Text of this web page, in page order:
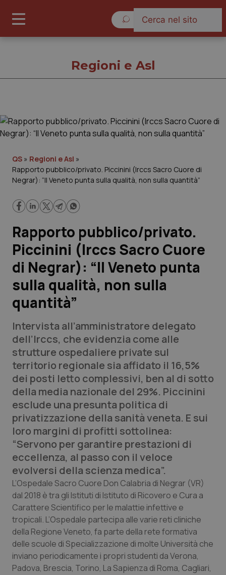
Governo e Parlamento
Regioni e Asl
Lavoro e Professioni
Scienza e Farmaci
Studi e Analisi
Lettere al direttore
Edizioni Regionali
QS Pro
Professionisti Sanitari.AI
Abruzzo
Basilicata
Calabria
Campania
Emilia-Romagna
Friuli Venezia Giulia
Lazio
QS Pro Gold
Artrite & artrosi
Asma & BPCO
Car-T
Colesterolo & coronaropatie
Dermatite Atopica
Diabete & glucometri
QS Club Newsletter
Regioni e Asl
QS » Regioni e Asl »
Rapporto pubblico/privato. Piccinini (Irccs Sacro Cuore di
Negrar): “Il Veneto punta sulla qualità, non sulla quantità”
Rapporto pubblico/privato.
Piccinini (Irccs Sacro Cuore
di Negrar): “Il Veneto punta
sulla qualità, non sulla
quantità”
Intervista all’amministratore delegato
dell’Irccs, che evidenzia come alle
strutture ospedaliere private sul
territorio regionale sia affidato il 16,5%
dei posti letto complessivi, ben al di sotto
della media nazionale del 29%. Piccinini
esclude una presunta politica di
privatizzazione della sanità veneta. E sui
loro margini di profitti sottolinea:
“Servono per garantire prestazioni di
eccellenza, al passo con il veloce
evolversi della scienza medica”.
L’Ospedale Sacro Cuore Don Calabria di Negrar (VR)
dal 2018 è tra gli Istituti di Istituto di Ricovero e Cura a
Carattere Scientifico per le malattie infettive e
tropicali. L’Ospedale partecipa alle varie reti cliniche
della Regione Veneto, fa parte della rete formativa
delle scuole di Specializzazione di molte Università che
inviano periodicamente i propri studenti da Verona,
Padova, Brescia, Torino, La Sapienza di Roma, Cagliari,